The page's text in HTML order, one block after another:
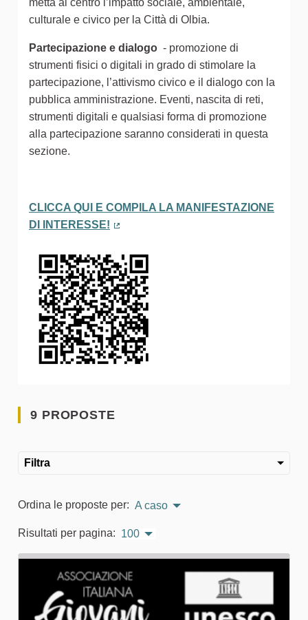
metta al centro l’impatto sociale, ambientale,
culturale e civico per la Città di Olbia.
Partecipazione e dialogo - promozione di
strumenti fisici o digitali in grado di stimolare la
partecipazione, l’attivismo civico e il dialogo con la
pubblica amministrazione. Eventi, nascita di reti,
strumenti digitali e qualsiasi forma di promozione
alla partecipazione saranno considerati in questa
sezione.
CLICCA QUI E COMPILA LA MANIFESTAZIONE
DI INTERESSE!
9 PROPOSTE
Filtra
Ordina le proposte per: A caso
Risultati per pagina: 100